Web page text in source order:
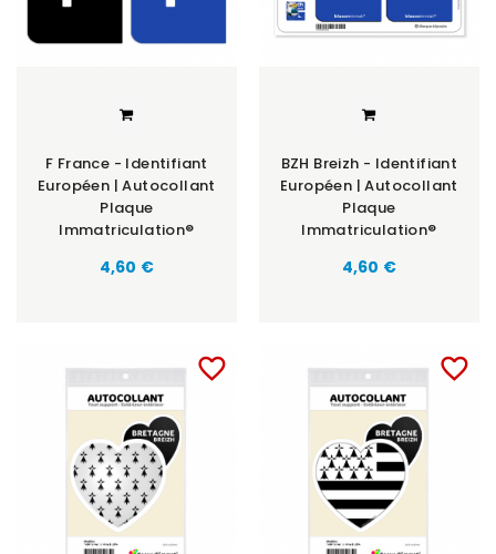
F France - Identifiant
Européen | Autocollant
Plaque
Immatriculation®
Prix
4,60 €
BZH Breizh - Identifiant
Européen | Autocollant
Plaque
Immatriculation®
Prix
4,60 €
favorite_border favorite_border